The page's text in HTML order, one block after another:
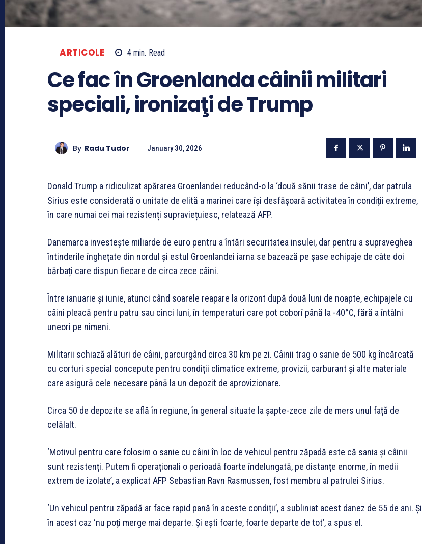
ARTICOLE 4 min. Read
Ce fac în Groenlanda câinii militari
speciali, ironizaţi de Trump
By Radu Tudor January 30, 2026
Donald Trump a ridiculizat apărarea Groenlandei reducând-o la ‘două sănii trase de câini’, dar patrula
Sirius este considerată o unitate de elită a marinei care își desfășoară activitatea în condiții extreme,
în care numai cei mai rezistenți supraviețuiesc, relatează AFP.
Danemarca investește miliarde de euro pentru a întări securitatea insulei, dar pentru a supraveghea
întinderile înghețate din nordul și estul Groenlandei iarna se bazează pe șase echipaje de câte doi
bărbați care dispun fiecare de circa zece câini.
Între ianuarie și iunie, atunci când soarele reapare la orizont după două luni de noapte, echipajele cu
câini pleacă pentru patru sau cinci luni, în temperaturi care pot coborî până la -40°C, fără a întâlni
uneori pe nimeni.
Militarii schiază alături de câini, parcurgând circa 30 km pe zi. Câinii trag o sanie de 500 kg încărcată
cu corturi special concepute pentru condiții climatice extreme, provizii, carburant și alte materiale
care asigură cele necesare până la un depozit de aprovizionare.
Circa 50 de depozite se află în regiune, în general situate la șapte-zece zile de mers unul față de
celălalt.
‘Motivul pentru care folosim o sanie cu câini în loc de vehicul pentru zăpadă este că sania și câinii
sunt rezistenți. Putem fi operaționali o perioadă foarte îndelungată, pe distanțe enorme, în medii
extrem de izolate’, a explicat AFP Sebastian Ravn Rasmussen, fost membru al patrulei Sirius.
‘Un vehicul pentru zăpadă ar face rapid pană în aceste condiții’, a subliniat acest danez de 55 de ani. Și
în acest caz ‘nu poți merge mai departe. Și ești foarte, foarte departe de tot’, a spus el.